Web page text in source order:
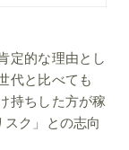
定的な理由とし
代と比べても
持ちした方が稼
ク」との志向